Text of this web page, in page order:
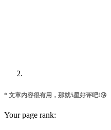
* 文章内容很有用，那就5星好评吧!😘
Your page rank: